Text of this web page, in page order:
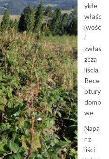
ykłe
właśc
iwośc
i
zwłas
zcza
liścia.
Rece
ptury
domo
we
Napa
r z
liści